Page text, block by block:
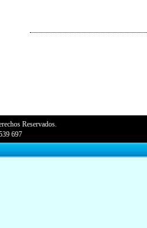
Reservados.
697